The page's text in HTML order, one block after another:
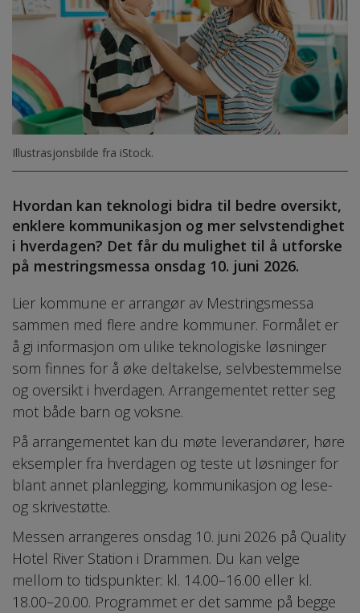
Illustrasjonsbilde fra iStock.
Hvordan kan teknologi bidra til bedre oversikt,
enklere kommunikasjon og mer selvstendighet
i hverdagen? Det får du mulighet til å utforske
på mestringsmessa onsdag 10. juni 2026.
Lier kommune er arrangør av Mestringsmessa
sammen med flere andre kommuner. Formålet er
å gi informasjon om ulike teknologiske løsninger
som finnes for å øke deltakelse, selvbestemmelse
og oversikt i hverdagen. Arrangementet retter seg
mot både barn og voksne.
På arrangementet kan du møte leverandører, høre
eksempler fra hverdagen og teste ut løsninger for
blant annet planlegging, kommunikasjon og lese-
og skrivestøtte.
Messen arrangeres onsdag 10. juni 2026 på Quality
Hotel River Station i Drammen. Du kan velge
mellom to tidspunkter: kl. 14.00–16.00 eller kl.
18.00–20.00. Programmet er det samme på begge